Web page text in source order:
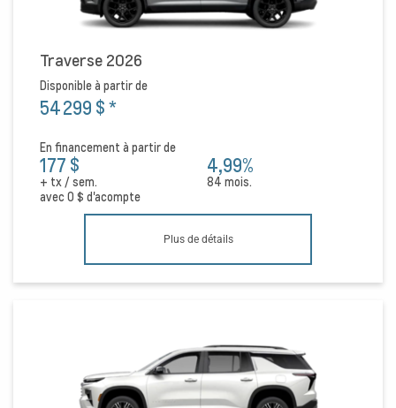
Traverse 2026
Disponible à partir de
54 299 $*
En financement à partir de
177 $
+ tx / sem.
4,99%
84 mois.
avec0 $ d'acompte
Plus de détails